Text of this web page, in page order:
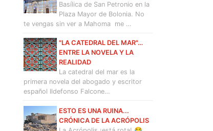
Basílica de San Petronio en la
Plaza Mayor de Bolonia. No
te vengas sin ver a Mahoma me …
"LA CATEDRAL DEL MAR"…
ENTRE LA NOVELA Y LA
REALIDAD
La catedral del mar es la
primera novela del abogado y escritor
español Ildefonso Falcone…
ESTO ES UNA RUINA...
CRÓNICA DE LA ACRÓPOLIS